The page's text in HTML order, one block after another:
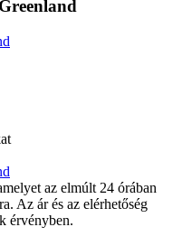
az elmúlt 24 órában
Az ár és az elérhetőség
érvényben.